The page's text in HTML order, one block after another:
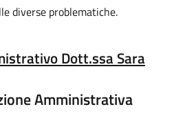
diverse problematiche.
Dott.ssa Sara
Amministrativa